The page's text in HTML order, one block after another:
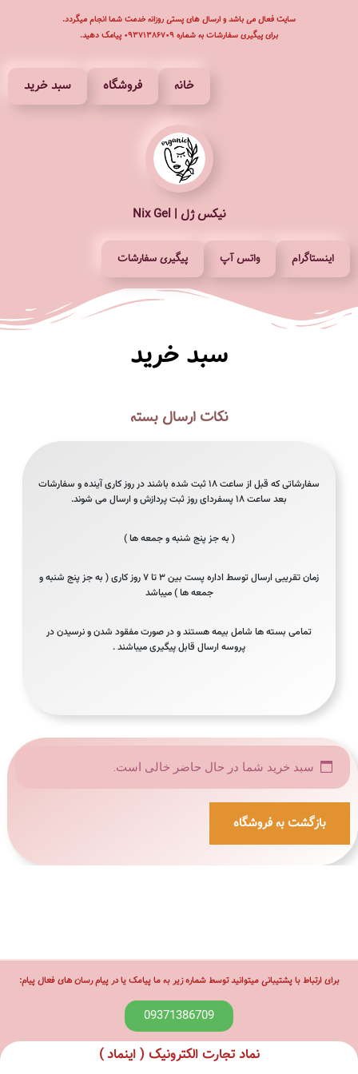
سایت فعال می باشد و ارسال های پستی روزانه خدمت شما انجام میگردد.
برای پیگیری سفارشات به شماره ۰۹۳۷۱۳۸۶۷۰۹ پیامک دهید.
خانه فروشگاه سبد خرید
نیکس ژل | Nix Gel
اینستاگرام واتس آپ پیگیری سفارشات
سبد خرید
نکات ارسال بسته
سفارشاتی که قبل از ساعت ۱۸ ثبت شده باشند در روز کاری آینده و سفارشات
بعد ساعت ۱۸ پسفردای روز ثبت پردازش و ارسال می شوند.
( به جز پنج شنبه و جمعه ها )
زمان تقریبی ارسال توسط اداره پست بین ۳ تا ۷ روز کاری ( به جز پنج شنبه و
جمعه ها ) میباشد
تمامی بسته ها شامل بیمه هستند و در صورت مفقود شدن و نرسیدن در
پروسه ارسال قابل پیگیری میباشند .
سبد خرید شما در حال حاضر خالی است.
بازگشت به فروشگاه
برای ارتباط با پشتیبانی میتوانید توسط شماره زیر به ما پیامک یا در پیام رسان های فعال پیام:
09371386709
نماد تجارت الکترونیک ( اینماد )